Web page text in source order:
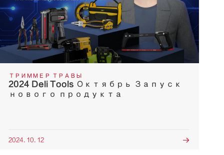
ТРИММЕР ТРАВЫ
2024 Deli Tools Октябрь Запуск
нового продукта
2024. 10. 12 